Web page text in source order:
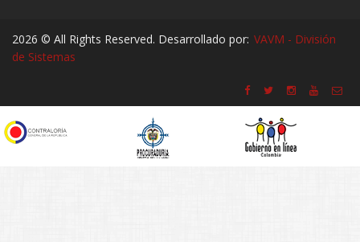
2026 © All Rights Reserved. Desarrollado por: VAVM - División
de Sistemas